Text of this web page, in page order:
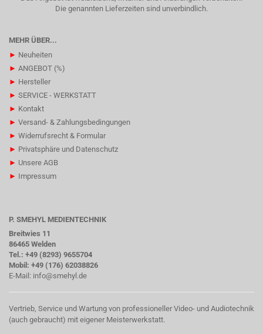
Die genannten Lieferzeiten sind unverbindlich.
MEHR ÜBER...
► Neuheiten
► ANGEBOT (%)
► Hersteller
► SERVICE - WERKSTATT
► Kontakt
► Versand- & Zahlungsbedingungen
► Widerrufsrecht & Formular
► Privatsphäre und Datenschutz
► Unsere AGB
► Impressum
P. SMEHYL MEDIENTECHNIK
Breitwies 11
86465 Welden
Tel.: +49 (8293) 9655704
Mobil: +49 (176) 62038826
E-Mail: info@smehyl.de
Vertrieb, Service und Wartung von professioneller Video- und Audiotechnik
(auch gebraucht) mit eigener Meisterwerkstatt.